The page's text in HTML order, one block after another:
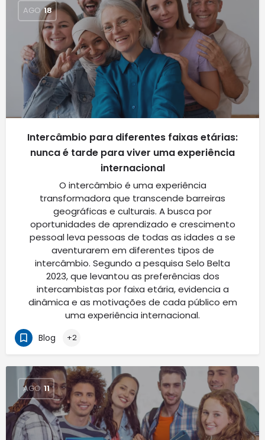
AGO 18
Intercâmbio para diferentes faixas etárias:
nunca é tarde para viver uma experiência
internacional
O intercâmbio é uma experiência
transformadora que transcende barreiras
geográficas e culturais. A busca por
oportunidades de aprendizado e crescimento
pessoal leva pessoas de todas as idades a se
aventurarem em diferentes tipos de
intercâmbio. Segundo a pesquisa Selo Belta
2023, que levantou as preferências dos
intercambistas por faixa etária, evidencia a
dinâmica e as motivações de cada público em
uma experiência internacional.
Blog +2
AGO 11